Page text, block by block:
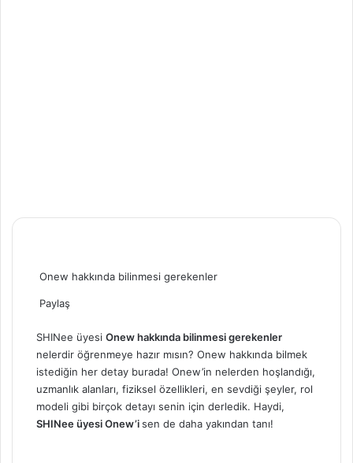
Onew hakkında bilinmesi gerekenler
Paylaş
ile
gönder
SHINee üyesi Onew hakkında bilinmesi gerekenler
nelerdir öğrenmeye hazır mısın? Onew hakkında bilmek
istediğin her detay burada! Onew’in nelerden hoşlandığı,
uzmanlık alanları, fiziksel özellikleri, en sevdiği şeyler, rol
modeli gibi birçok detayı senin için derledik. Haydi,
SHINee üyesi Onew’isen de daha yakından tanı!